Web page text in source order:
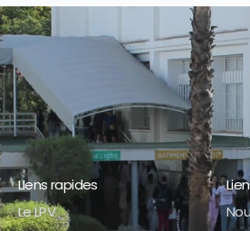
LIens rapides
Le LPV